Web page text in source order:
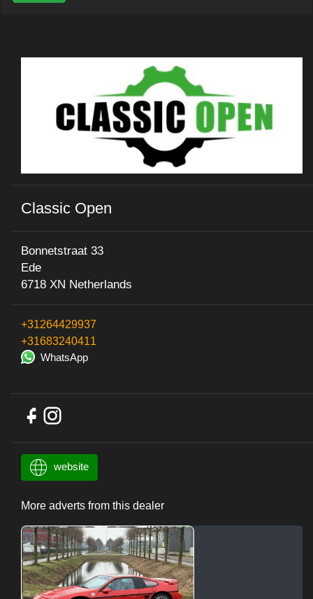
Classic Open
Bonnetstraat 33
Ede
6718 XN Netherlands
+31264429937
+31683240411
WhatsApp
website
More adverts from this dealer